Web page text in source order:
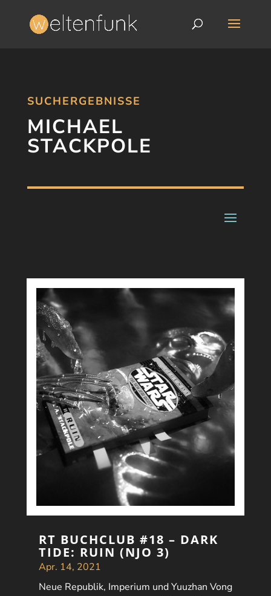
SUCHERGEBNISSE
MICHAEL
STACKPOLE
RT BUCHCLUB #18 – DARK
TIDE: RUIN (NJO 3)
Apr. 14, 2021
Neue Republik, Imperium und Yuuzhan Vong